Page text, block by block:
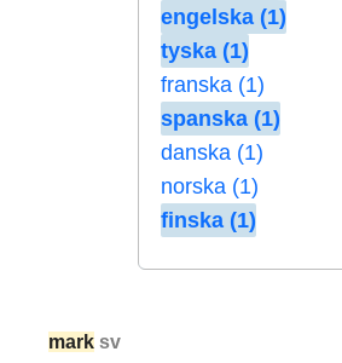
engelska (1)
tyska (1)
franska (1)
spanska (1)
danska (1)
norska (1)
finska (1)
mark sv